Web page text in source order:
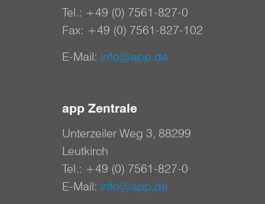
Tel.: +49 (0) 7561-827-0
Fax: +49 (0) 7561-827-102
E-Mail: info@app.de
app Zentrale
Unterzeiler Weg 3, 88299
Leutkirch
Tel.: +49 (0) 7561-827-0
E-Mail: info@app.de